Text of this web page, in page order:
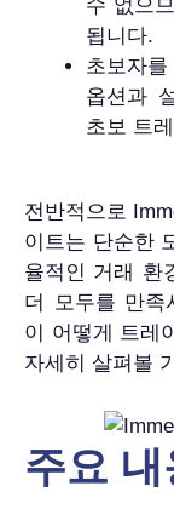
수 없으
됩니다.
초보자
옵션과
초보 트
전반적으로
이트는 단순한
율적인 거래 환
더 모두를 만족
이 어떻게 트레
자세히 살펴볼
주요 내